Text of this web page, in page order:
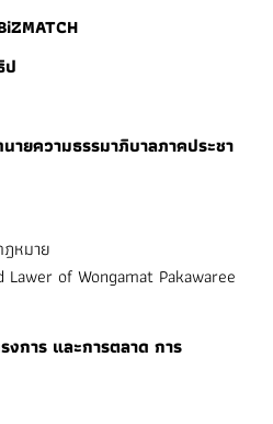
ป
ายความธรรมาภิบาลภาคประชา
หมาย
of Wongamat Pakawaree
งการ และการตลาด การ